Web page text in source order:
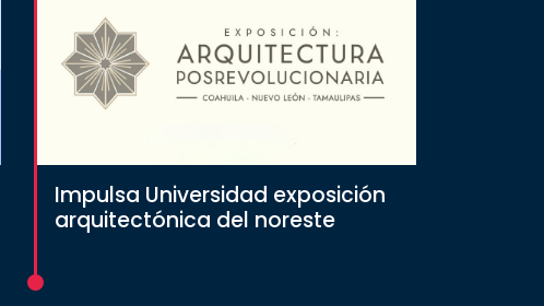
Impulsa Universidad exposición
arquitectónica del noreste